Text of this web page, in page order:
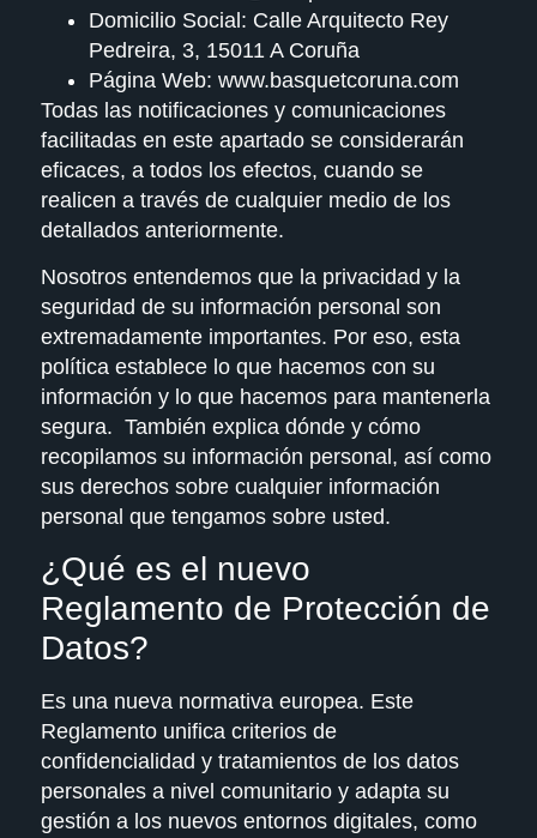
Domicilio Social: Calle Arquitecto Rey
Pedreira, 3, 15011 A Coruña
Página Web: www.basquetcoruna.com
Todas las notificaciones y comunicaciones
facilitadas en este apartado se considerarán
eficaces, a todos los efectos, cuando se
realicen a través de cualquier medio de los
detallados anteriormente.
Nosotros entendemos que la privacidad y la
seguridad de su información personal son
extremadamente importantes. Por eso, esta
política establece lo que hacemos con su
información y lo que hacemos para mantenerla
segura. También explica dónde y cómo
recopilamos su información personal, así como
sus derechos sobre cualquier información
personal que tengamos sobre usted.
¿Qué es el nuevo
Reglamento de Protección de
Datos?
Es una nueva normativa europea. Este
Reglamento unifica criterios de
confidencialidad y tratamientos de los datos
personales a nivel comunitario y adapta su
gestión a los nuevos entornos digitales, como